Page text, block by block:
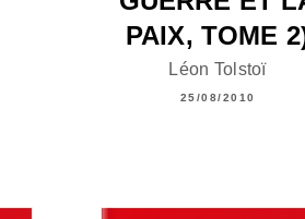
PAIX, TOME
Léon Tolstoï
25/08/2010